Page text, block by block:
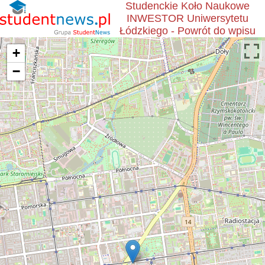
Studenckie Koło Naukowe
INWESTOR Uniwersytetu
Łódzkiego - Powrót do wpisu
+
−